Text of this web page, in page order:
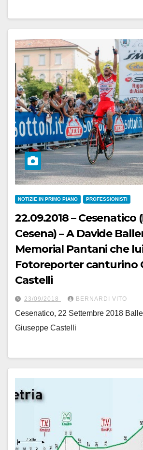
NOTIZIE IN PRIMO PIANO PROFESSIONISTI
22.09.2018 – Cesenatico
Cesena) – A Davide
Memorial Pantani che
Fotoreporter canturino
Castelli
23/09/2018 BERNARDI VITO
Cesenatico, 22 Settembre 2018
Giuseppe Castelli